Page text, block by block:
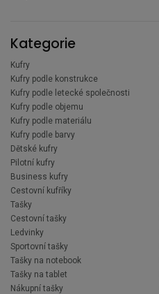
Kategorie
Kufry
Kufry podle konstrukce
Kufry podle letecké společnosti
Kufry podle objemu
Kufry podle materiálu
Kufry podle barvy
Dětské kufry
Pilotní kufry
Business kufry
Cestovní kufříky
Tašky
Cestovní tašky
Ledvinky
Sportovní tašky
Tašky na notebook
Tašky na tablet
Nákupní tašky